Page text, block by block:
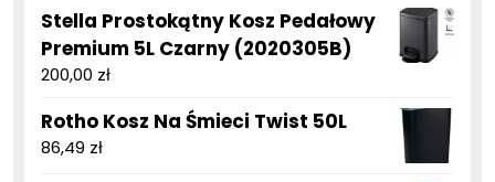
Stella Prostokątny Kosz Pedałowy
Premium 5L Czarny (2020305B)
200,00 zł
Rotho Kosz Na Śmieci Twist 50L
86,49 zł